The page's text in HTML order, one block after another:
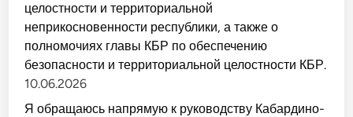
целостности и территориальной
неприкосновенности республики, а также о
полномочиях главы КБР по обеспечению
безопасности и территориальной целостности КБР.
10.06.2026
Я обращаюсь напрямую к руководству Кабардино-